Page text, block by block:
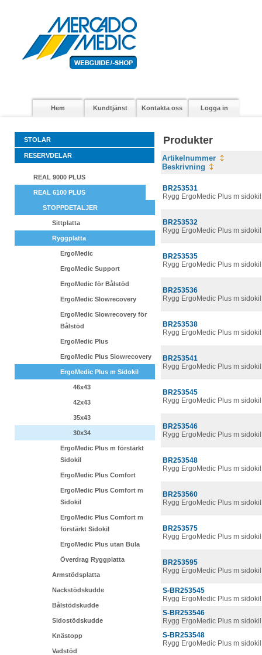
Hem Kundtjänst Kontakta oss Logga in
STOLAR
RESERVDELAR
REAL 9000 PLUS
REAL 6100 PLUS
STOPPDETALJER
Sittplatta
Ryggplatta
ErgoMedic
ErgoMedic Support
ErgoMedic för Bålstöd
ErgoMedic Slowrecovery
ErgoMedic Slowrecovery för
Bålstöd
ErgoMedic Plus
ErgoMedic Plus Slowrecovery
ErgoMedic Plus m Sidokil
46x43
42x43
35x43
30x34
ErgoMedic Plus m förstärkt
Sidokil
ErgoMedic Plus Comfort
ErgoMedic Plus Comfort m
Sidokil
ErgoMedic Plus Comfort m
förstärkt Sidokil
ErgoMedic Plus utan Bula
Överdrag Ryggplatta
Armstödsplatta
Nackstödskudde
Bålstödskudde
Sidostödskudde
Knästopp
Vadstöd
Produkter
Artikelnummer
Beskrivning
BR253531
Rygg ErgoMedic Plus m
BR253532
Rygg ErgoMedic Plus m
BR253535
Rygg ErgoMedic Plus m
BR253536
Rygg ErgoMedic Plus m
BR253538
Rygg ErgoMedic Plus m
BR253541
Rygg ErgoMedic Plus m
BR253545
Rygg ErgoMedic Plus m
BR253546
Rygg ErgoMedic Plus m
BR253548
Rygg ErgoMedic Plus m
BR253560
Rygg ErgoMedic Plus m
BR253575
Rygg ErgoMedic Plus m
BR253595
Rygg ErgoMedic Plus m
S-BR253545
Rygg ErgoMedic Plus m
S-BR253546
Rygg ErgoMedic Plus m
S-BR253548
Rygg ErgoMedic Plus m